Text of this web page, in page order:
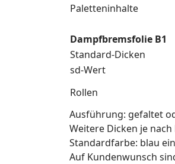
Paletteninhalte
Dampfbremsfolie B1
Standard-Dicken
sd-Wert
Rollen
Ausführung: gefaltet
Weitere Dicken je
Standardfarbe: blau
Auf Kundenwunsch